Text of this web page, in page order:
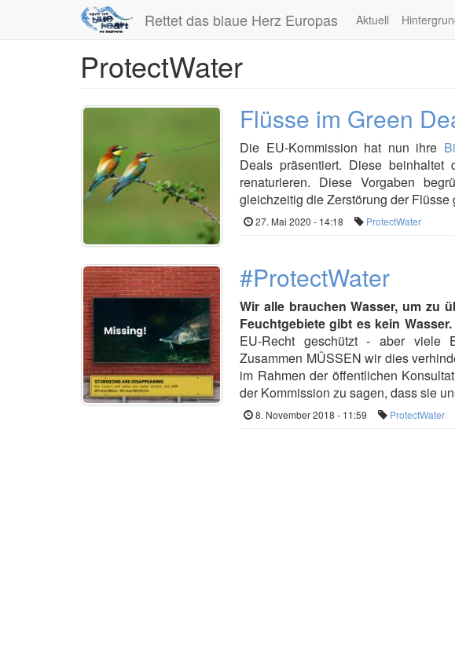
Rettet das blaue Herz Europas Aktuell
ProtectWater
Flüsse im Green
Die EU-Kommission hat nun ihre
Deals präsentiert. Diese
renaturieren. Diese Vorgaben
gleichzeitig die Zerstörung der Flüsse
27. Mai 2020 - 14:18 ProtectWater
#ProtectWater
Wir alle brauchen Wasser, um zu
Feuchtgebiete gibt es kein Wasser.
EU-Recht geschützt - aber viele
Zusammen MÜSSEN wir dies
im Rahmen der öffentlichen
der Kommission zu sagen, dass sie
8. November 2018 - 11:59 ProtectWater